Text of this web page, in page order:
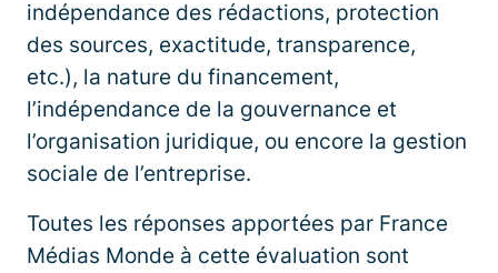
indépendance des rédactions, protection
des sources, exactitude, transparence,
etc.), la nature du financement,
l’indépendance de la gouvernance et
l’organisation juridique, ou encore la gestion
sociale de l’entreprise.
Toutes les réponses apportées par France
Médias Monde à cette évaluation sont